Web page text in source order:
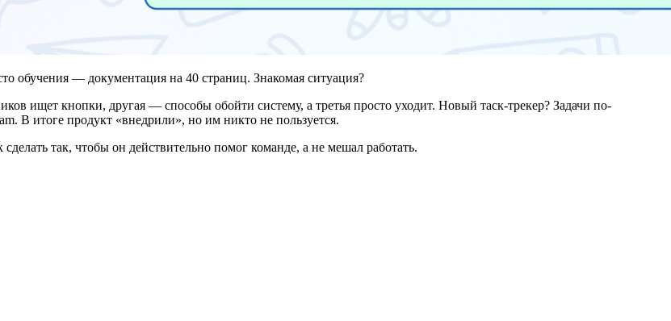
обучения — документация на 40 страниц. Знакомая ситуация?
ищет кнопки, другая — способы обойти систему, а третья просто уходит. Новый таск-трекер? Задачи по-
В итоге продукт «внедрили», но им никто не пользуется.
так, чтобы он действительно помог команде, а не мешал работать.